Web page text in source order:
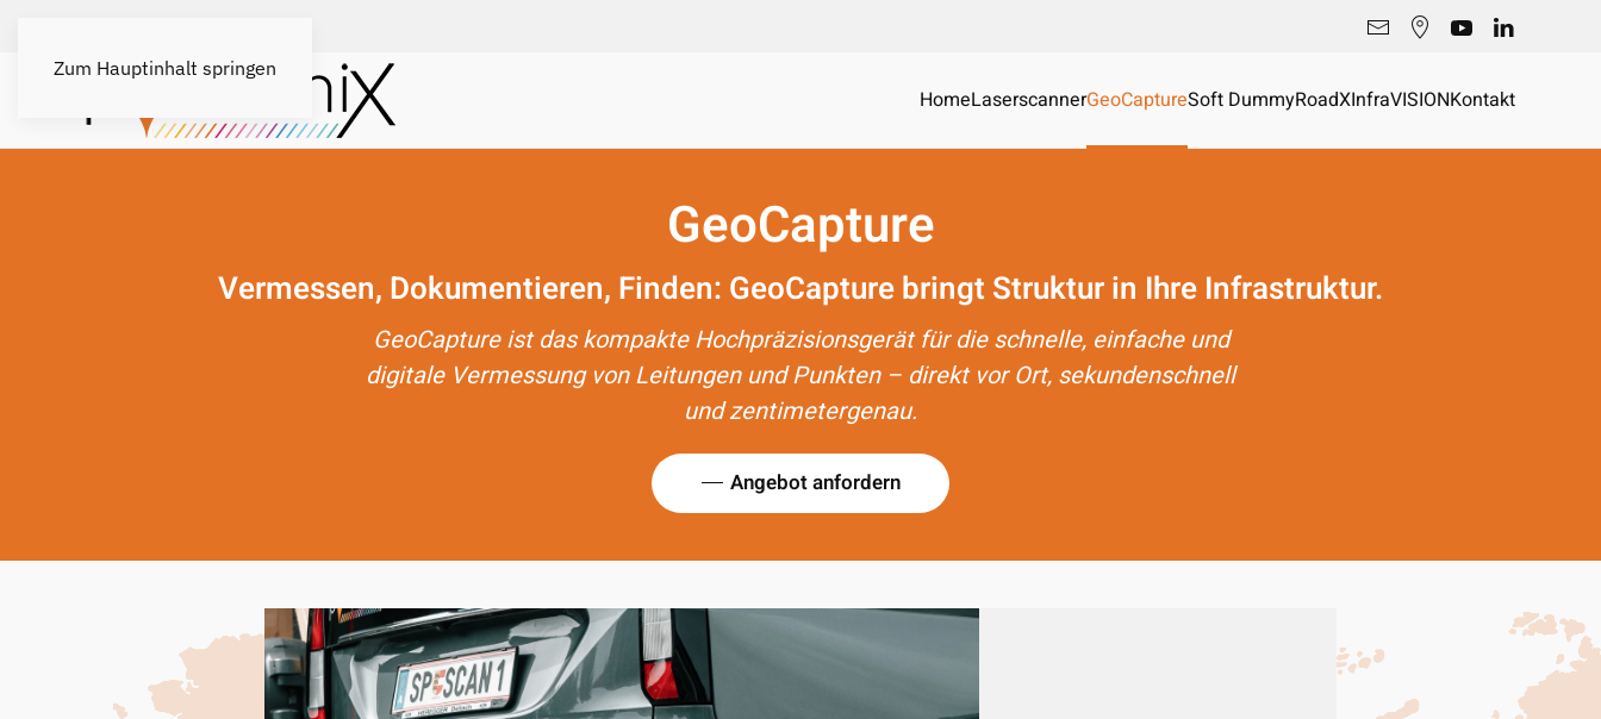
Zum Hauptinhalt springen
HomeLaserscannerGeoCaptureSoft DummyRoadXInfraVISIONKontakt
GeoCapture
Vermessen, Dokumentieren, Finden: GeoCapture bringt Struktur in Ihre Infrastruktur.
GeoCapture ist das kompakte Hochpräzisionsgerät für die schnelle, einfache und
digitale Vermessung von Leitungen und Punkten – direkt vor Ort, sekundenschnell
und zentimetergenau.
Angebot anfordern